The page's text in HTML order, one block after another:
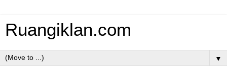
Ruangiklan.com
▼